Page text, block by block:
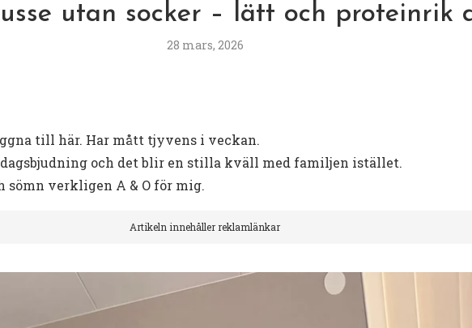
utan socker – lätt och proteinrik
28 mars, 2026
till här. Har mått tjyvens i veckan.
och det blir en stilla kväll med familjen istället.
sömn verkligen A & O för mig.
Artikeln innehåller reklamlänkar